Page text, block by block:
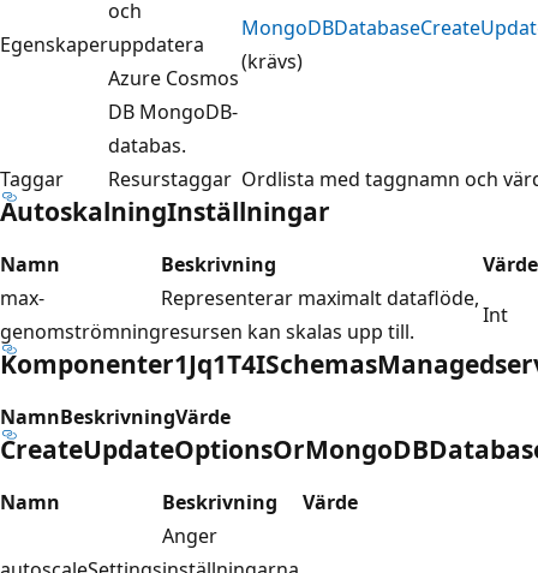
Egenskaper
och
uppdatera
Azure Cosmos
DB MongoDB-
databas.
(krävs)
Taggar Resurstaggar Ordlista med taggnamn och
AutoskalningInställningar
Namn Beskrivning
Värde
max-
genomströmning
Representerar maximalt dataflöde,
resursen kan skalas upp till.
Int
NamnBeskrivningVärde
Namn Beskrivning Värde
Anger